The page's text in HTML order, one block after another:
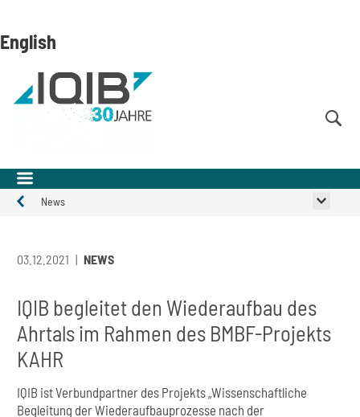
zum
(Eingabetaste)
zum
(Eingabetaste)
zur
(Eingabetaste)
English
Aktuelles
News
03.12.2021 NEWS
IQIB begleitet den Wiederaufbau des
Ahrtals im Rahmen des BMBF-Projekts
KAHR
IQIB ist Verbundpartner des Projekts „Wissenschaftliche
Begleitung der Wiederaufbauprozesse nach der